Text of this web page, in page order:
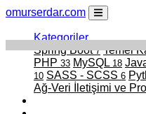
omurserdar.com
Kategoriler
Spring Boot7 Temel
PHP 33 MySQL 18
10 SASS - SCSS 6
Ağ-Veri İletişimi ve